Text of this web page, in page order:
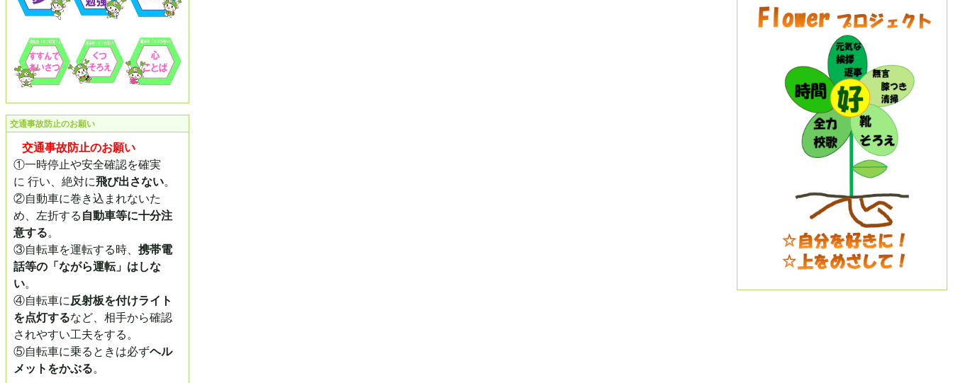
交通事故防止のお願い
交通事故防止のお願い
①一時停止や安全確認を確実
に 行い、絶対に飛び出さない。
②自動車に巻き込まれないた
め、左折する 自動車等に十分注
意する。
③自転車を運転する時、 携帯電
話等の「ながら運転」はしな
い。
④自転車に 反射板を付けライト
を点灯するなど、相手から確認
されやすい工夫をする。
⑤自転車に乗るときは必ずヘル
メットをかぶる。